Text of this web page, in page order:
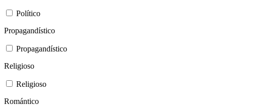
Político
Propagandístico
Propagandístico
Religioso
Religioso
Romántico